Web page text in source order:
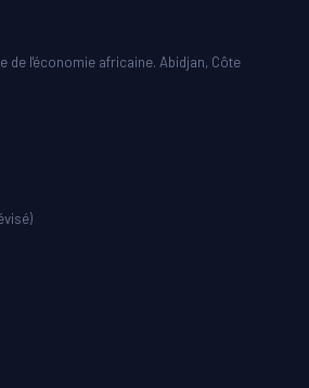
de l'économie africaine. Abidjan, Côte